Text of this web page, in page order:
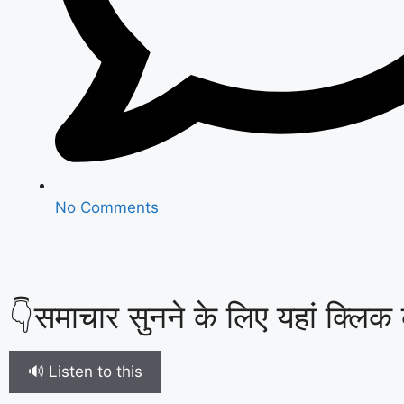
No Comments
👇समाचार सुनने के लिए यहां
🔊 Listen to this